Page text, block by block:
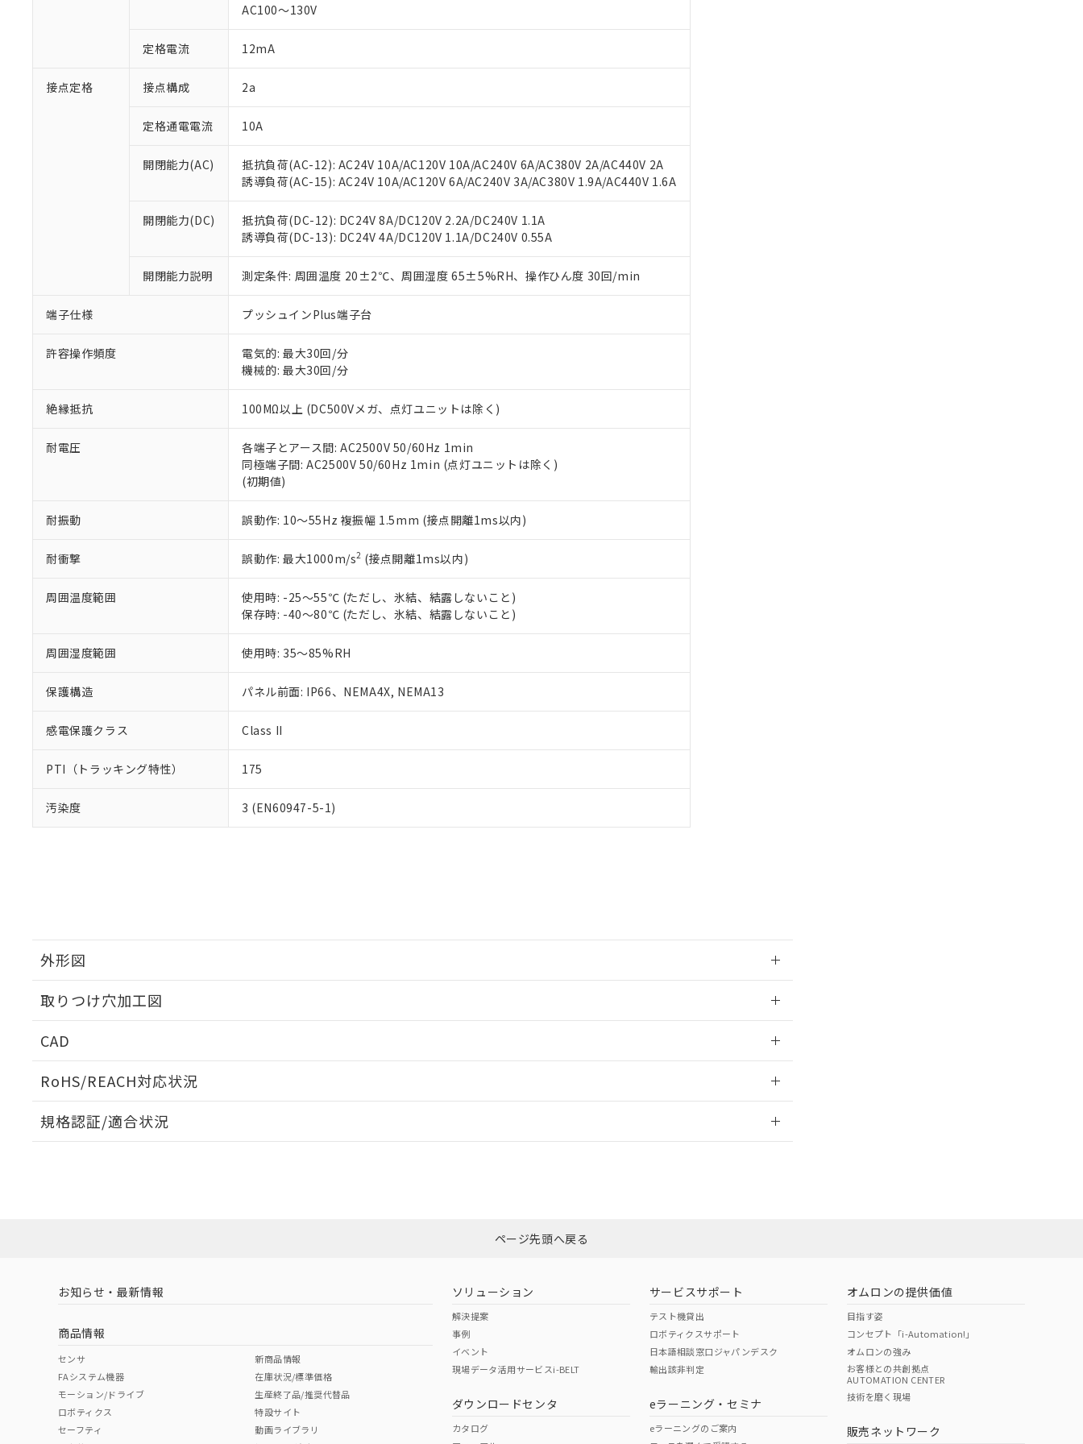
AC100～130V
定格電流 12mA
接点定格 接点構成 2a
定格通電電流 10A
開閉能力(AC)
抵抗負荷(AC-12): AC24V 10A/AC120V 10A/AC240V 6A/AC380V 2A/AC440V 2A
誘導負荷(AC-15): AC24V 10A/AC120V 6A/AC240V 3A/AC380V 1.9A/AC440V 1.6A
開閉能力(DC)
抵抗負荷(DC-12): DC24V 8A/DC120V 2.2A/DC240V 1.1A
誘導負荷(DC-13): DC24V 4A/DC120V 1.1A/DC240V 0.55A
開閉能力説明 測定条件: 周囲温度 20±2℃、周囲湿度 65±5%RH、操作ひん度 30回/min
端子仕様 プッシュインPlus端子台
許容操作頻度
電気的: 最大30回/分
機械的: 最大30回/分
絶縁抵抗 100MΩ以上 (DC500Vメガ、点灯ユニットは除く)
耐電圧
各端子とアース間: AC2500V 50/60Hz 1min
同極端子間: AC2500V 50/60Hz 1min (点灯ユニットは除く)
(初期値)
耐振動 誤動作: 10～55Hz 複振幅 1.5mm (接点開離1ms以内)
耐衝撃 誤動作: 最大1000m/s2 (接点開離1ms以内)
周囲温度範囲
使用時: -25～55℃ (ただし、氷結、結露しないこと)
保存時: -40～80℃ (ただし、氷結、結露しないこと)
周囲湿度範囲 使用時: 35～85%RH
保護構造 パネル前面: IP66、NEMA4X, NEMA13
感電保護クラス Class II
PTI（トラッキング特性） 175
汚染度 3 (EN60947-5-1)
外形図
取りつけ穴加工図
CAD
RoHS/REACH対応状況
EU RoHS 注意事項・凡例
ダウンロードはこちら
中国 RoHS 注意事項・凡例
中国 RoHS表
Pb Hg Cr(VI)
規格認証/適合状況
以下の条件をお読みいただき、同意のうえご利用ください。
正式な納期状況および標準価格はお客様のお取引先、またはお客様担当のオムロン制御機器販売店・
当社販売員にご相談ください。
オムロン制御機器販売店や当社販売拠点は「販売ネットワーク
」をご確認ください。
在庫状況および標準価格結果を当社の事前の承諾なく第三者に漏洩または開示しないようお願いしま
す。
マイパーツ機能（部品リスト作成サービス）をご利用いただくには、I-Webメンバーズにご登録され
ている必要があります。
が、当社の製品・サービスに関するお客様との取引・商談に必要な範囲で利用することをご了承くだ
さい。
※当社の共同利用者とは、
いる法人を指します。
があります。
*EU RoHS指令（10物質）：
六価クロム(Cr(Ⅵ)) 1000ppm以下、ポリ臭化ビフェニル類(PBB) 1000ppm以下、ポリ臭化ジフェニルエーテル類(PBDE) 1000ppm以下、
但し、RoHS指令で産業用監視および制御機器に対する適用除外項目は除く。
フタル酸エステル類の４物質については閾値を超える意図的な使用がないことを確認しています。
※2 対応予定月
部品在庫の切り替え状況などにより、予定月が前後することがあります。
※3 非含有証明書ダウンロード
EU RoHS指令（10物質）の非含有証明書
51物質の非含有証明書（当社基準）
※本証明書は発行日時点で非含有を証明するもので、過去に遡って非含有を証明するものではありません。
また、RoHS指令のフタル酸エステル類４物質の対応では、対応完了までの期間は出荷製品に未対応品が
混在することから備考欄に対応日を記載しておりました。
既に当社にて対応品への在庫切替を完了していることから、特段のことがない限り、2022年1月12日よ
「×」：最大均質材料含有率が中国RoHSの基準値を超えていることを示します。
「－」：未確認です。当社販売部門へお問い合わせください。
Pb(鉛) :1000ppm、 Hg(水銀) : 1000ppm、 Cd(カドミウム) : 100ppm、
DBP(フタル酸ジブチル) : 1000ppm、 DIBP(フタル酸ジイソブチル) : 1000ppm、 BBP(フタル酸ブチルベンジル) : 1000ppm、
※2 環境保護使用期限
「ｅ」：有害物質（10物質）のすべてが基準値以下であることを示します。
「10」：通常の使用状況下において有害物質が外部に漏えいし、環境に深刻な影響を及ぼさない年数を意
味します。
「－」：未確認です。当社販売部門へお問い合わせください。
う）を輸出または国外への提供する場合は、日本国政府の輸出許可(または役務取引許可)を取得する
置等に一切使用いたしません。
当社は、貴社製品を第三者に販売する場合は、上記1、2および3の内容を当該第三者に通知します。
また当社は、販売先および販売に係わる関係者が違法に輸出するおそれがある場合は、取り引きをい
たしません。
記
説明
△ 一定数には満たないが在庫あり
－
在庫なし(最新の在庫状況については、お客様のお取引先、またはお客様担当のオムロン制御
機器販売店・当社販売員にご確認ください)
空
白
受注生産機種、また在庫状況の情報を公開していない機種
ページ先頭へ戻る
お知らせ・最新情報
商品情報
センサ
FAシステム機器
モーション/ドライブ
ロボティクス
セーフティ
新商品情報
在庫状況/標準価格
生産終了品/推奨代替品
特設サイト
動画ライブラリ
ソリューション
解決提案
事例
イベント
現場データ活用サービスi-BELT
ダウンロードセンタ
カタログ
サービスサポート
テスト機貸出
ロボティクスサポート
日本語相談窓口ジャパンデスク
輸出該非判定
eラーニング・セミナ
eラーニングのご案内
オムロンの提供価値
目指す姿
コンセプト「i-Automation!」
オムロンの強み
お客様との共創拠点
AUTOMATION CENTER
技術を磨く現場
販売ネットワーク